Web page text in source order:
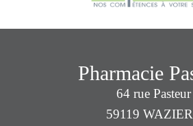
Pharmacie
64 rue Pasteur
59119